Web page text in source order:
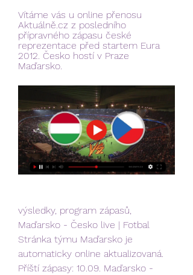
Vítáme vás u online přenosu
Aktuálně.cz z posledního
přípravného zápasu české
reprezentace před startem Eura
2012. Česko hostí v Praze
Maďarsko.
výsledky, program zápasů,
Maďarsko - Česko live | Fotbal
Stránka týmu Maďarsko je
automaticky online aktualizovaná.
Příští zápasy: 10.09. Maďarsko -